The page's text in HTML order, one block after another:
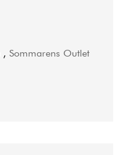
, Sommarens Outlet